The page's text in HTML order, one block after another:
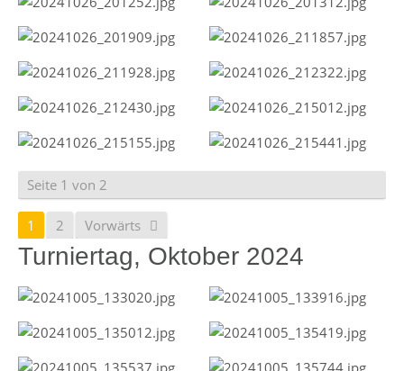
Seite 1 von 2
1 2 Vorwärts
Turniertag, Oktober 2024